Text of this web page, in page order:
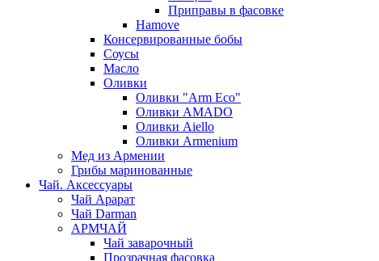
Приправы в фасовке
Hamove
Консервированные бобы
Соусы
Масло
Оливки
Оливки "Arm Eco"
Оливки AMADO
Оливки Aiello
Оливки Armenium
Мед из Армении
Грибы маринованные
Чай. Аксессуары
Чай Арарат
Чай Darman
АРМЧАЙ
Чай заварочный
Прозрачная фасовка